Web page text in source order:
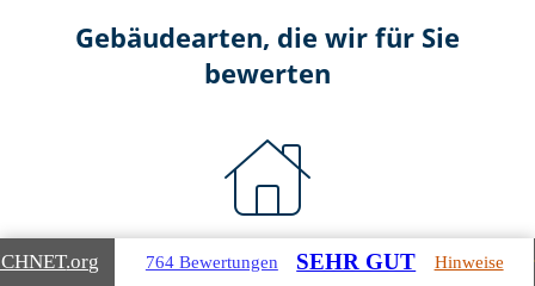
Gebäudearten, die wir für Sie
bewerten
Wohnimmobilien
.org 764 Bewertungen SEHR GUT Hinweise